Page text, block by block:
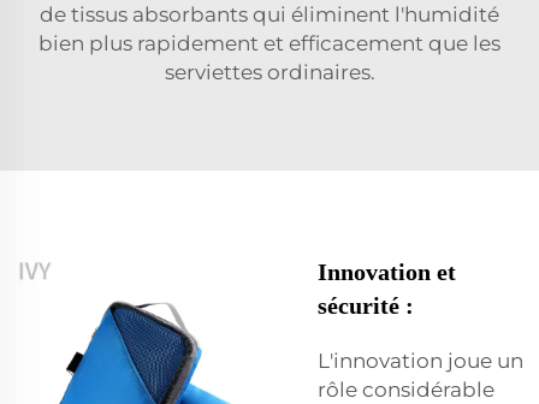
de tissus absorbants qui éliminent l'humidité
bien plus rapidement et efficacement que les
serviettes ordinaires.
Innovation et
sécurité :
L'innovation joue un
rôle considérable